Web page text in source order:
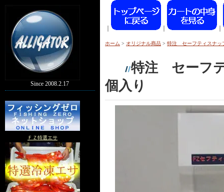
Since 2008.2.17
ＦＺ特選エサ
ホーム > オリジナル商品 > 特注 セーフティスナ
特注 セーフ
個入り